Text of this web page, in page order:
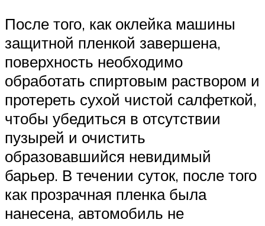
После того, как оклейка машины
защитной пленкой завершена,
поверхность необходимо
обработать спиртовым раствором и
протереть сухой чистой салфеткой,
чтобы убедиться в отсутствии
пузырей и очистить
образовавшийся невидимый
барьер. В течении суток, после того
как прозрачная пленка была
нанесена, автомобиль не